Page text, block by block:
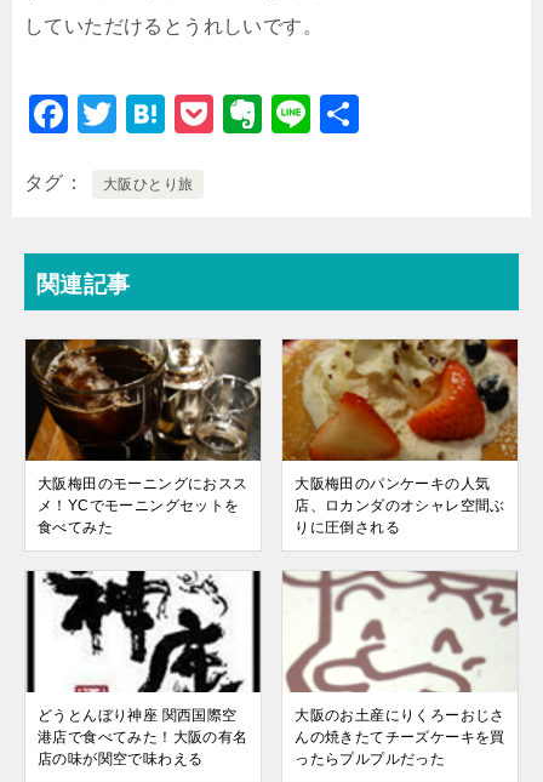
していただけるとうれしいです。
F
c
b
o
o
k
T
tt
H
e
P
E
e
Li
タグ 大阪ひとり旅
関連記事
大阪梅田のモーニングにおスス
メ！YCでモーニングセットを
食べてみた
大阪梅田のパンケーキの人気
店、ロカンダのオシャレ空間ぶ
りに圧倒される
どうとんぼり神座 関西国際空
港店で食べてみた！大阪の有名
店の味が関空で味わえる
大阪のお土産にりくろーおじさ
んの焼きたてチーズケーキを買
ったらプルプルだった